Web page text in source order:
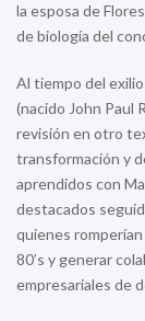
la esposa de
de biología del
Al tiempo del
(nacido John Paul
revisión en otro
transformación y
aprendidos con
destacados
quienes romperían
80’s y generar
empresariales de